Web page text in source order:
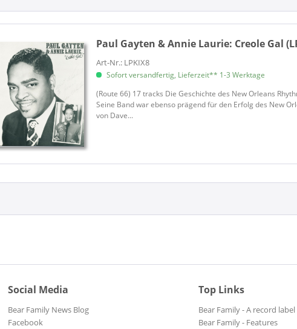
Paul Gayten & Annie Laurie: Creole Gal
Art-Nr.: LPKIX8
Sofort versandfertig, Lieferzeit** 1-3 Werktage
(Route 66) 17 tracks Die Geschichte des New Orleans
Seine Band war ebenso prägend für den Erfolg des New
von Dave...
Social Media
Bear Family News Blog
Facebook
Top Links
Bear Family - A record label
Bear Family - Features